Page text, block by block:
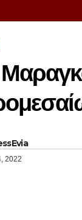
2022